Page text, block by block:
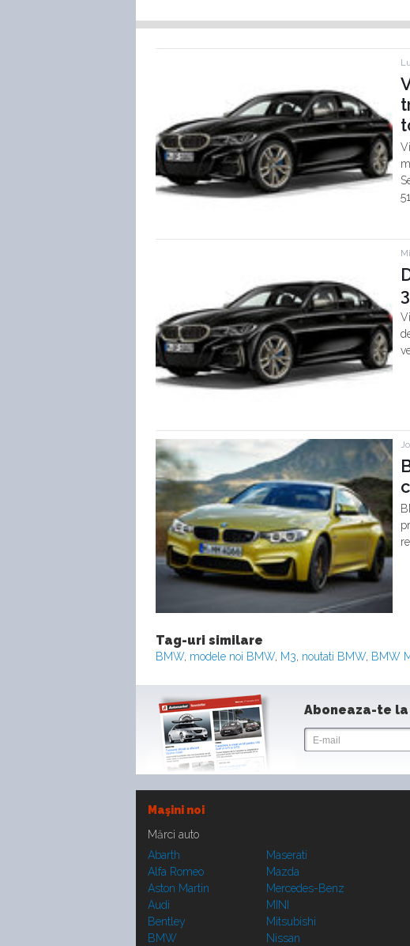
Tag-uri similare
BMW, modele noi BMW, M3, noutati BMW, BMW
Aboneaza-te
Maşini noi
Mărci auto
Abarth
Alfa Romeo
Aston Martin
Audi
Bentley
BMW
Maserati
Mazda
Mercedes-Benz
MINI
Mitsubishi
Nissan